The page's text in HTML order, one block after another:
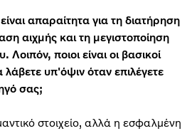
απαραίτητα για τη διατήρηση
αιχμής και τη μεγιστοποίηση
Λοιπόν, ποιοι είναι οι βασικοί
υπ'όψιν όταν επιλέγετε
σας;
στοιχείο, αλλά η εσφαλμένη